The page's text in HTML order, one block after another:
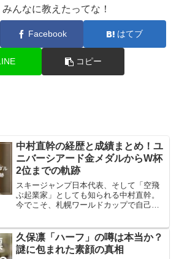
みんなに教えたってな！
Facebook はてブ
コピー
中村直幹の経歴と成績まとめ！ユ
ニバーシアード金メダルからW杯
2位までの軌跡
スキージャンプ日本代表、そして「空飛
ぶ起業家」としても知られる中村直幹。
今でこそ、札幌ワールドカップで自己最
冬季ユニバーシアード金メダルでした。
そこから、2017年：...
久保凛「ハーフ」の噂は本当か？
謎に包まれた素顔の真相